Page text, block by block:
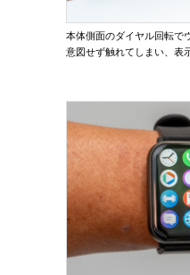
本体側面のダイヤル回転で
意図せず触れてしまい、表